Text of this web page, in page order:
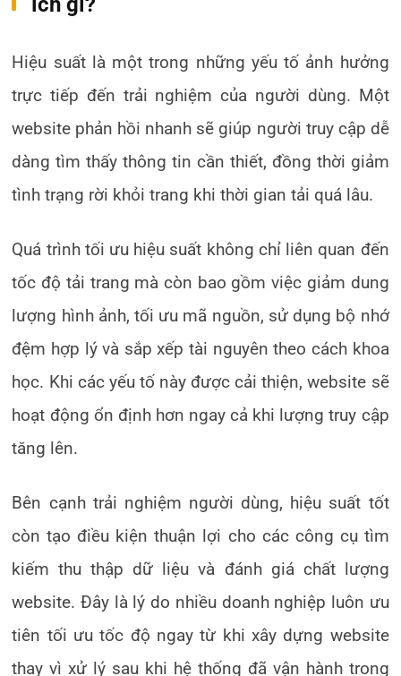
Hiệu suất là một trong những yếu tố ảnh hưởng
trực tiếp đến trải nghiệm của người dùng. Một
website phản hồi nhanh sẽ giúp người truy cập dễ
dàng tìm thấy thông tin cần thiết, đồng thời giảm
tình trạng rời khỏi trang khi thời gian tải quá lâu.
Quá trình tối ưu hiệu suất không chỉ liên quan đến
tốc độ tải trang mà còn bao gồm việc giảm dung
lượng hình ảnh, tối ưu mã nguồn, sử dụng bộ nhớ
đệm hợp lý và sắp xếp tài nguyên theo cách khoa
học. Khi các yếu tố này được cải thiện, website sẽ
hoạt động ổn định hơn ngay cả khi lượng truy cập
tăng lên.
Bên cạnh trải nghiệm người dùng, hiệu suất tốt
còn tạo điều kiện thuận lợi cho các công cụ tìm
kiếm thu thập dữ liệu và đánh giá chất lượng
website. Đây là lý do nhiều doanh nghiệp luôn ưu
tiên tối ưu tốc độ ngay từ khi xây dựng website
thay vì xử lý sau khi hệ thống đã vận hành trong